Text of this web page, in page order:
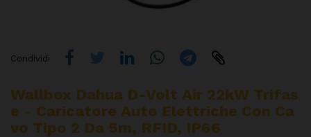
Condividi
Wallbox Dahua D-Volt Air 22kW Trifas
E - Caricatore Auto Elettriche Con Ca
Vo Tipo 2 Da 5m, RFID, IP66